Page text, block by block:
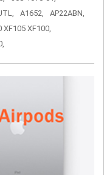
A1652,
AP22ABN,
XF105 XF100,